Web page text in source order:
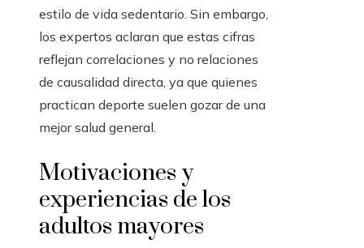
estilo de vida sedentario. Sin embargo,
los expertos aclaran que estas cifras
reflejan correlaciones y no relaciones
de causalidad directa, ya que quienes
practican deporte suelen gozar de una
mejor salud general.
Motivaciones y
experiencias de los
adultos mayores